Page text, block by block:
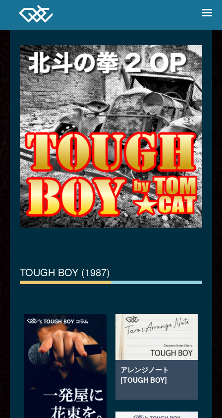
TOUGH BOY (1987)
アレンジノート
[TOUGH BOY]
ABOUT
MEMBER
RELEASE
VIDEO
NEWS
CONTACT
Twitter
facebook
Instagram
YouTube
SONG JOURNEY